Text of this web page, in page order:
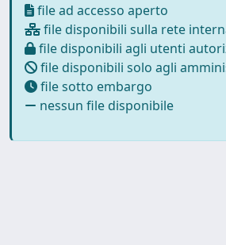
file ad accesso aperto
file disponibili sulla rete
file disponibili agli utenti
file disponibili solo agli
file sotto embargo
nessun file disponibile